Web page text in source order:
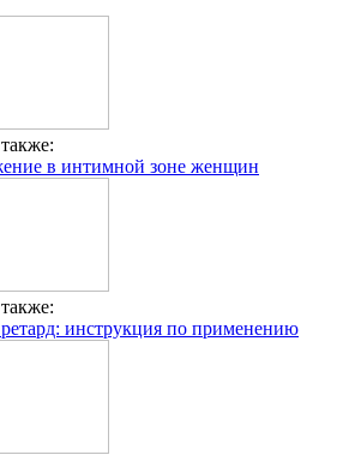
в интимной зоне женщин
инструкция по применению